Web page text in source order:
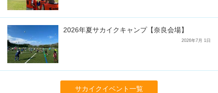
2026年夏サカイクキャンプ【奈良会場】
2026年7月 1日
サカイクイベント一覧